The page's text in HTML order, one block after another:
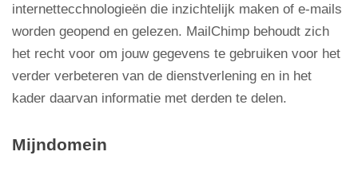
internettecchnologieën die inzichtelijk maken of e-mails
worden geopend en gelezen. MailChimp behoudt zich
het recht voor om jouw gegevens te gebruiken voor het
verder verbeteren van de dienstverlening en in het
kader daarvan informatie met derden te delen.
Mijndomein